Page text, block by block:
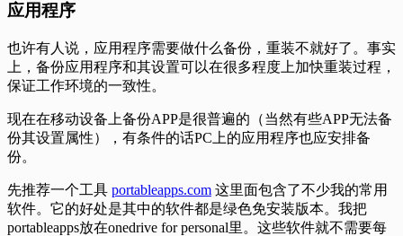
应用程序
也许有人说，应用程序需要做什么备份，重装不就好了。事实
上，备份应用程序和其设置可以在很多程度上加快重装过程，
保证工作环境的一致性。
现在在移动设备上备份APP是很普遍的（当然有些APP无法备
份其设置属性），有条件的话PC上的应用程序也应安排备
份。
先推荐一个工具 portableapps.com 这里面包含了不少我的常用
软件。它的好处是其中的软件都是绿色免安装版本。我把
portableapps放在onedrive for personal里。这些软件就不需要每